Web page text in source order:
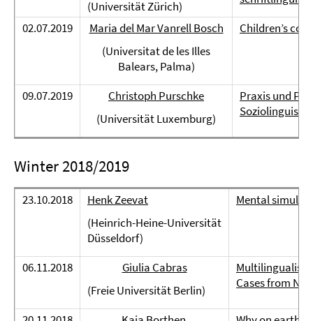
(Universität Zürich)
02.07.2019
Maria del Mar Vanrell Bosch
(Universitat de les Illes
Balears, Palma)
Children’s
09.07.2019
Christoph Purschke
(Universität Luxemburg)
Praxis und
Soziolinguistik
Winter 2018/2019
23.10.2018
Henk Zeevat
(Heinrich-Heine-Universität
Düsseldorf)
Mental
06.11.2018
Giulia Cabras
(Freie Universität Berlin)
Cases from